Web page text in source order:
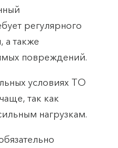
регулярного
а также
повреждений.
условиях ТО
так как
нагрузкам.